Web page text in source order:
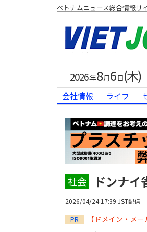
ベトナムニュース総合情報サ
2026年8月6 日(木)
会社情報 ライフ
社会 ドンナ
2026/04/24 17:39 JST配信
PR 【ドメイン・メ